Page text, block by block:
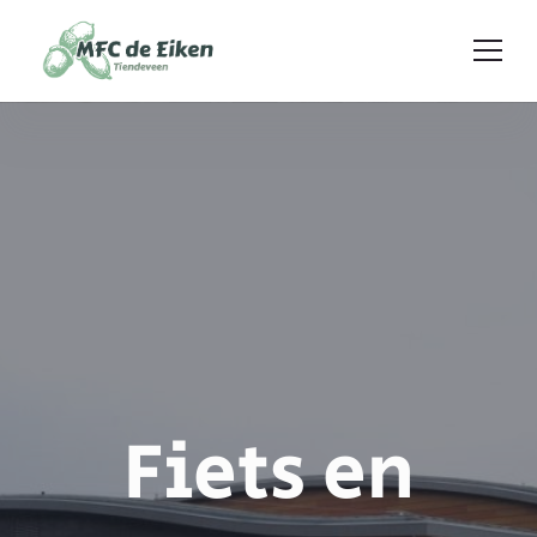
Ga naar de inhoud
Fiets en